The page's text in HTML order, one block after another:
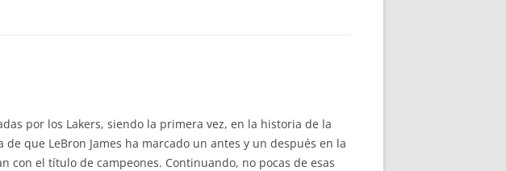
por los Lakers, siendo la primera vez, en la historia de la
que LeBron James ha marcado un antes y un después en la
con el título de campeones. Continuando, no pocas de esas